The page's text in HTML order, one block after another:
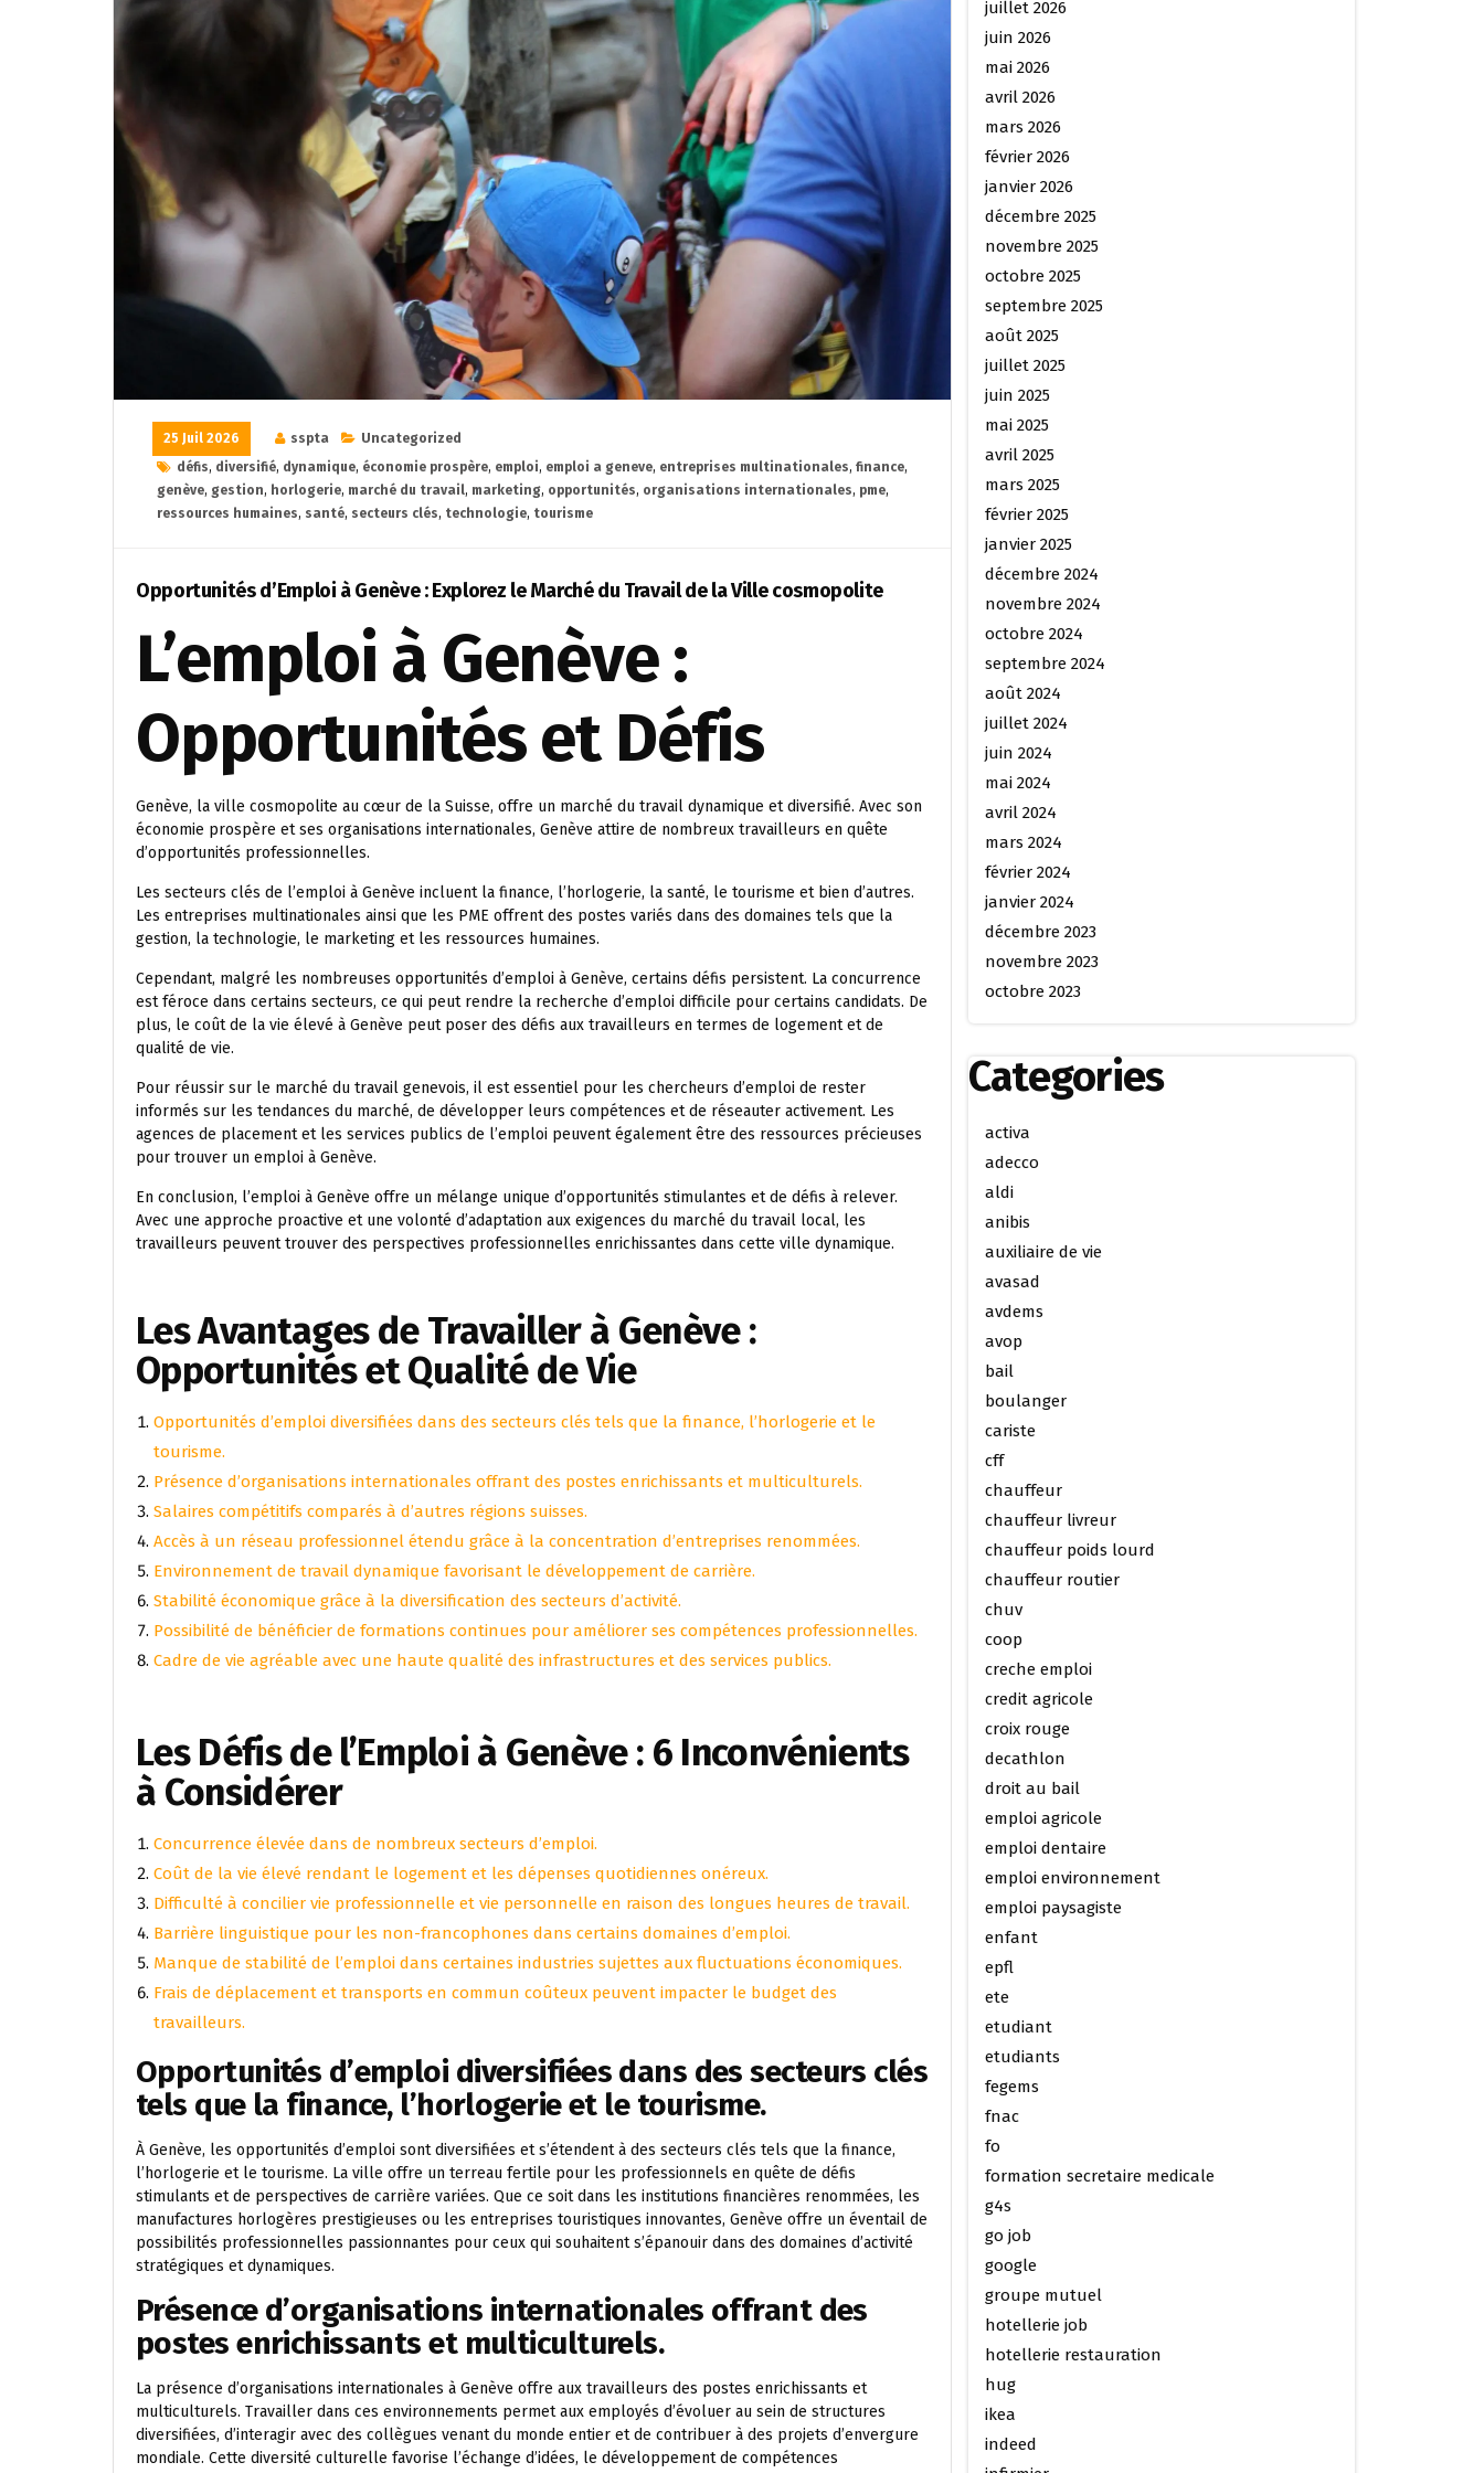
25 Juil 2026 sspta
Uncategorized
défis, diversifié, dynamique, économie prospère, emploi, emploi a geneve, entreprises multinationales, finance,
genève, gestion, horlogerie, marché du travail, marketing, opportunités, organisations internationales, pme,
ressources humaines, santé, secteurs clés, technologie, tourisme
Opportunités d’Emploi à Genève : Explorez le Marché du Travail de la Ville cosmopolite
L’emploi à Genève :
Opportunités et Défis
Genève, la ville cosmopolite au cœur de la Suisse, offre un marché du travail dynamique et diversifié. Avec son
économie prospère et ses organisations internationales, Genève attire de nombreux travailleurs en quête
d’opportunités professionnelles.
Les secteurs clés de l’emploi à Genève incluent la finance, l’horlogerie, la santé, le tourisme et bien d’autres.
Les entreprises multinationales ainsi que les PME offrent des postes variés dans des domaines tels que la
gestion, la technologie, le marketing et les ressources humaines.
Cependant, malgré les nombreuses opportunités d’emploi à Genève, certains défis persistent. La concurrence
est féroce dans certains secteurs, ce qui peut rendre la recherche d’emploi difficile pour certains candidats. De
plus, le coût de la vie élevé à Genève peut poser des défis aux travailleurs en termes de logement et de
qualité de vie.
Pour réussir sur le marché du travail genevois, il est essentiel pour les chercheurs d’emploi de rester
informés sur les tendances du marché, de développer leurs compétences et de réseauter activement. Les
agences de placement et les services publics de l’emploi peuvent également être des ressources précieuses
pour trouver un emploi à Genève.
En conclusion, l’emploi à Genève offre un mélange unique d’opportunités stimulantes et de défis à relever.
Avec une approche proactive et une volonté d’adaptation aux exigences du marché du travail local, les
travailleurs peuvent trouver des perspectives professionnelles enrichissantes dans cette ville dynamique.
Les Avantages de Travailler à Genève :
Opportunités et Qualité de Vie
Opportunités d’emploi diversifiées dans des secteurs clés tels que la finance, l’horlogerie et le
tourisme.
Présence d’organisations internationales offrant des postes enrichissants et multiculturels.
Salaires compétitifs comparés à d’autres régions suisses.
Accès à un réseau professionnel étendu grâce à la concentration d’entreprises renommées.
Environnement de travail dynamique favorisant le développement de carrière.
Stabilité économique grâce à la diversification des secteurs d’activité.
Possibilité de bénéficier de formations continues pour améliorer ses compétences professionnelles.
Cadre de vie agréable avec une haute qualité des infrastructures et des services publics.
Les Défis de l’Emploi à Genève : 6 Inconvénients
à Considérer
Concurrence élevée dans de nombreux secteurs d’emploi.
Coût de la vie élevé rendant le logement et les dépenses quotidiennes onéreux.
Difficulté à concilier vie professionnelle et vie personnelle en raison des longues heures de travail.
Barrière linguistique pour les non-francophones dans certains domaines d’emploi.
Manque de stabilité de l’emploi dans certaines industries sujettes aux fluctuations économiques.
Frais de déplacement et transports en commun coûteux peuvent impacter le budget des
travailleurs.
Opportunités d’emploi diversifiées dans des secteurs clés
tels que la finance, l’horlogerie et le tourisme.
À Genève, les opportunités d’emploi sont diversifiées et s’étendent à des secteurs clés tels que la finance,
l’horlogerie et le tourisme. La ville offre un terreau fertile pour les professionnels en quête de défis
stimulants et de perspectives de carrière variées. Que ce soit dans les institutions financières renommées, les
manufactures horlogères prestigieuses ou les entreprises touristiques innovantes, Genève offre un éventail de
possibilités professionnelles passionnantes pour ceux qui souhaitent s’épanouir dans des domaines d’activité
stratégiques et dynamiques.
Présence d’organisations internationales offrant des
postes enrichissants et multiculturels.
La présence d’organisations internationales à Genève offre aux travailleurs des postes enrichissants et
multiculturels. Travailler dans ces environnements permet aux employés d’évoluer au sein de structures
diversifiées, d’interagir avec des collègues venant du monde entier et de contribuer à des projets d’envergure
mondiale. Cette diversité culturelle favorise l’échange d’idées, le développement de compétences
juillet 2026
juin 2026
mai 2026
avril 2026
mars 2026
février 2026
janvier 2026
décembre 2025
novembre 2025
octobre 2025
septembre 2025
août 2025
juillet 2025
juin 2025
mai 2025
avril 2025
mars 2025
février 2025
janvier 2025
décembre 2024
novembre 2024
octobre 2024
septembre 2024
août 2024
juillet 2024
juin 2024
mai 2024
avril 2024
mars 2024
février 2024
janvier 2024
décembre 2023
novembre 2023
octobre 2023
Categories
activa
adecco
aldi
anibis
auxiliaire de vie
avasad
avdems
avop
bail
boulanger
cariste
cff
chauffeur
chauffeur livreur
chauffeur poids lourd
chauffeur routier
chuv
coop
creche emploi
credit agricole
croix rouge
decathlon
droit au bail
emploi agricole
emploi dentaire
emploi environnement
emploi paysagiste
enfant
epfl
ete
etudiant
etudiants
fegems
fnac
fo
formation secretaire medicale
g4s
go job
google
groupe mutuel
hotellerie job
hotellerie restauration
hug
ikea
indeed